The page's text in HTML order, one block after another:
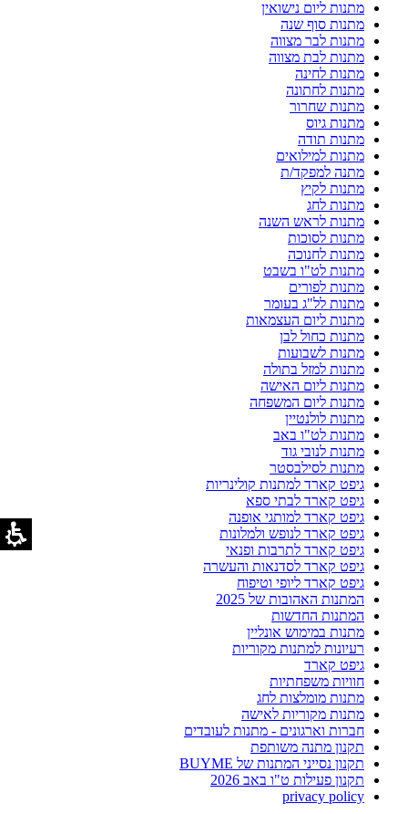
מתנות ליום נישואין
מתנות סוף שנה
מתנות לבר מצווה
מתנות לבת מצווה
מתנות לחינה
מתנות לחתונה
מתנות שחרור
מתנות גיוס
מתנות תודה
מתנות למילואים
מתנה למפקד/ת
מתנות לקיץ
מתנות לחג
מתנות לראש השנה
מתנות לסוכות
מתנות לחנוכה
מתנות לט"ו בשבט
מתנות לפורים
מתנות לל"ג בעומר
מתנות ליום העצמאות
מתנות כחול לבן
מתנות לשבועות
מתנות למזל בתולה
מתנות ליום האישה
מתנות ליום המשפחה
מתנות לולנטיין
מתנות לט"ו באב
מתנות לנובי גוד
מתנות לסילבסטר
גיפט קארד למתנות קולינריות
גיפט קארד לבתי ספא
גיפט קארד למותגי אופנה
גיפט קארד לנופש ולמלונות
גיפט קארד לתרבות ופנאי
גיפט קארד לסדנאות והעשרה
גיפט קארד ליופי וטיפוח
המתנות האהובות של 2025
המתנות החדשות
מתנות במימוש אונליין
רעיונות למתנות מקוריות
גיפט קארד
חוויות משפחתיות
מתנות מומלצות לחג
מתנות מקוריות לאישה
חברות וארגונים - מתנות לעובדים
תקנון מתנה משותפת
תקנון נסייני המתנות של BUYME
תקנון פעילות ט"ו באב 2026
privacy policy